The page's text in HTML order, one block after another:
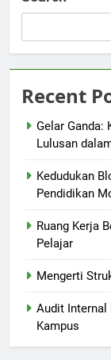
Recent
Gelar Ganda:
Lulusan
Kedudukan
Pendidikan
Ruang Kerja
Pelajar
Mengerti
Audit Internal
Kampus